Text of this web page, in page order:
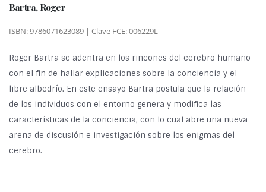
Bartra, Roger
ISBN: 9786071623089 | Clave FCE: 006229L
Roger Bartra se adentra en los rincones del cerebro humano
con el fin de hallar explicaciones sobre la conciencia y el
libre albedrío. En este ensayo Bartra postula que la relación
de los individuos con el entorno genera y modifica las
características de la conciencia, con lo cual abre una nueva
arena de discusión e investigación sobre los enigmas del
cerebro.